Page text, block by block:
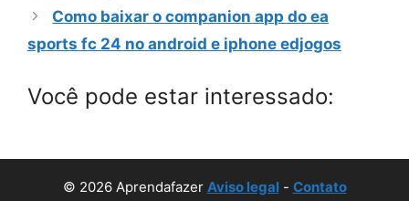
Como baixar o companion app do ea
sports fc 24 no android e iphone edjogos
Você pode estar interessado:
© 2026 Aprendafazer Aviso legal- Contato